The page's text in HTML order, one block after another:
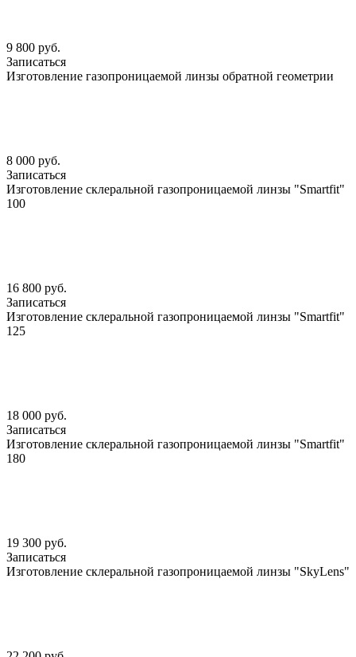
9 800 руб.
Записаться
Изготовление газопроницаемой линзы обратной геометрии
8 000 руб.
Записаться
Изготовление склеральной газопроницаемой линзы "Smartfit"
100
16 800 руб.
Записаться
Изготовление склеральной газопроницаемой линзы "Smartfit"
125
18 000 руб.
Записаться
Изготовление склеральной газопроницаемой линзы "Smartfit"
180
19 300 руб.
Записаться
Изготовление склеральной газопроницаемой линзы "SkyLens"